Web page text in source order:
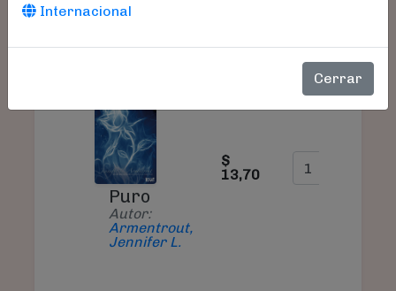
Internacional
Cerrar
PRODUCTO PRECIO CANTIDAD
Puro
Autor:
Armentrout,
Jennifer L.
$
13,70